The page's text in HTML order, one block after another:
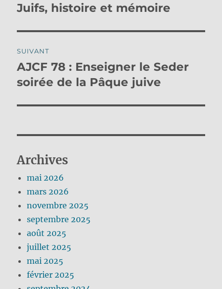
l’article
précédente :
Juifs, histoire et mémoire
SUIVANT
Publication
suivante :
AJCF 78 : Enseigner le Seder
soirée de la Pâque juive
Archives
mai 2026
mars 2026
novembre 2025
septembre 2025
août 2025
juillet 2025
mai 2025
février 2025